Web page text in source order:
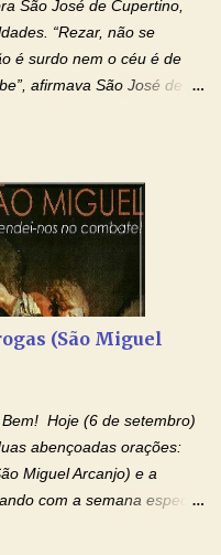
São José de Cupertino,
“Rezar, não se
é surdo nem o céu é de
afirmava São José de
ao teu. Infunde em
fé. Mostra tua bondade,
imitar tuas virtudes.
geralmente é difícil, duro
tudo isso mais fácil e
vida mais digna de tua
atrair tudo a teu unigênito
(São Miguel
Hoje (6 de setembro)
abençoadas orações:
Miguel Arcanjo) e a
com a semana especial